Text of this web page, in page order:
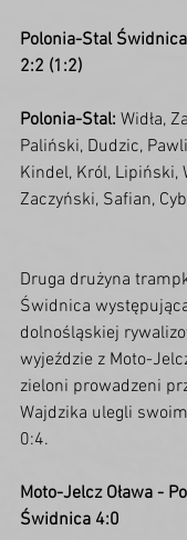
Polonia-Stal
2:2 (1:2)
Polonia-Stal: Widła,
Paliński, Dudzic,
Kindel, Król, Lipiński,
Zaczyński, Safian,
Druga drużyna
Świdnica
dolnośląskiej
wyjeździe z Moto-
zieloni prowadzeni
Wajdzika ulegli
0:4.
Moto-Jelcz Oława -
Świdnica 4:0